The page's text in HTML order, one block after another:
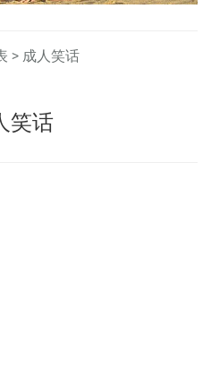
> 成人笑话
笑话